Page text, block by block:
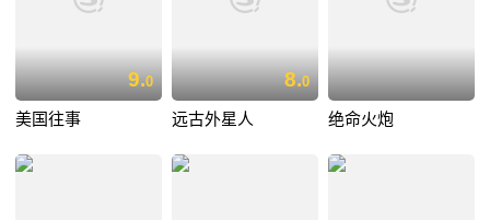
9.0
美国往事
8.0
远古外星人 绝命火炮